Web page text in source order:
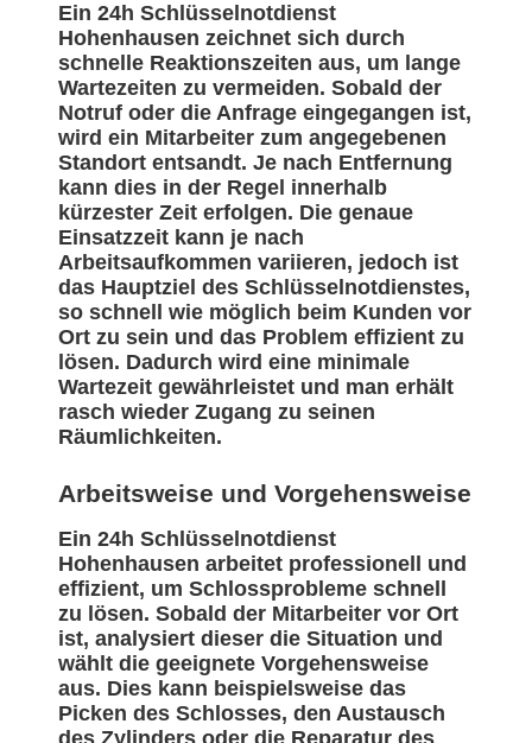
Ein 24h Schlüsselnotdienst
Hohenhausen zeichnet sich durch
schnelle Reaktionszeiten aus, um lange
Wartezeiten zu vermeiden. Sobald der
Notruf oder die Anfrage eingegangen ist,
wird ein Mitarbeiter zum angegebenen
Standort entsandt. Je nach Entfernung
kann dies in der Regel innerhalb
kürzester Zeit erfolgen. Die genaue
Einsatzzeit kann je nach
Arbeitsaufkommen variieren, jedoch ist
das Hauptziel des Schlüsselnotdienstes,
so schnell wie möglich beim Kunden vor
Ort zu sein und das Problem effizient zu
lösen. Dadurch wird eine minimale
Wartezeit gewährleistet und man erhält
rasch wieder Zugang zu seinen
Räumlichkeiten.
Arbeitsweise und Vorgehensweise
Ein 24h Schlüsselnotdienst
Hohenhausen arbeitet professionell und
effizient, um Schlossprobleme schnell
zu lösen. Sobald der Mitarbeiter vor Ort
ist, analysiert dieser die Situation und
wählt die geeignete Vorgehensweise
aus. Dies kann beispielsweise das
Picken des Schlosses, den Austausch